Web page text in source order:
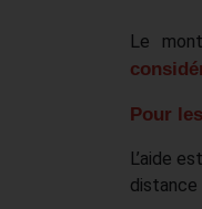
Le
Pour
L’aide
distance